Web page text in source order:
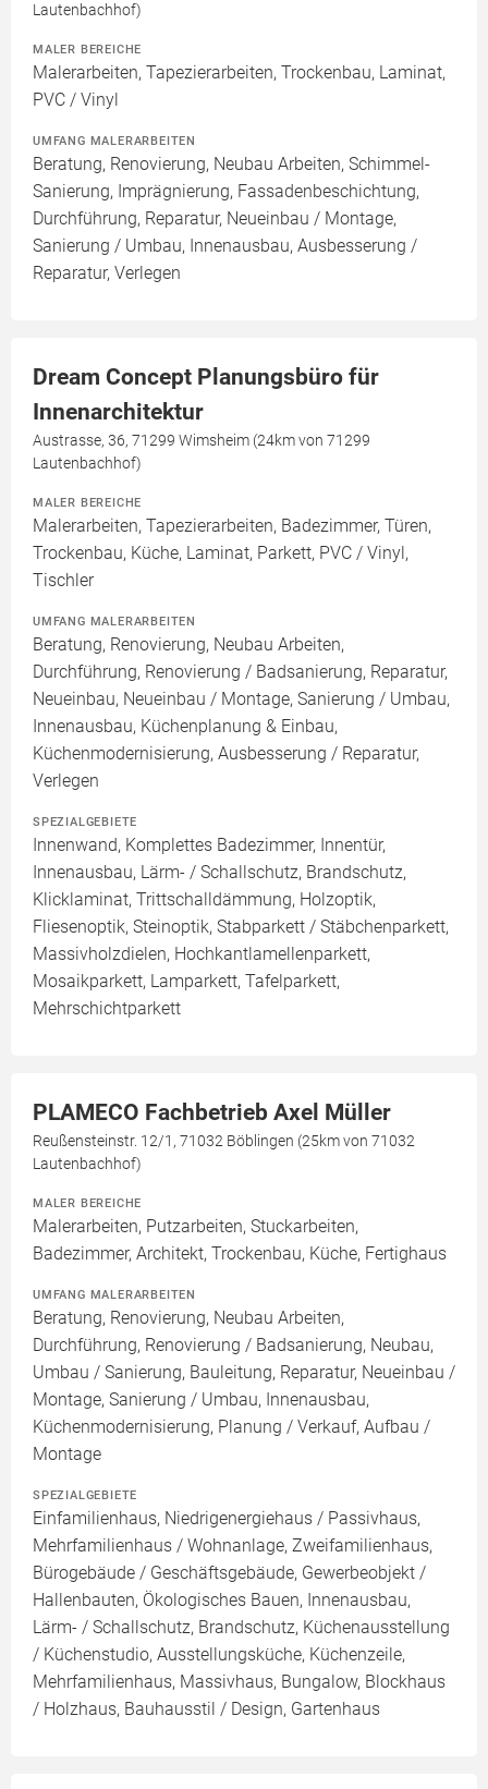
Lautenbachhof)
MALER BEREICHE
Malerarbeiten, Tapezierarbeiten, Trockenbau, Laminat,
PVC / Vinyl
UMFANG MALERARBEITEN
Beratung, Renovierung, Neubau Arbeiten, Schimmel-
Sanierung, Imprägnierung, Fassadenbeschichtung,
Durchführung, Reparatur, Neueinbau / Montage,
Sanierung / Umbau, Innenausbau, Ausbesserung /
Reparatur, Verlegen
Dream Concept Planungsbüro für
Innenarchitektur
Austrasse, 36, 71299 Wimsheim (24km von 71299
Lautenbachhof)
MALER BEREICHE
Malerarbeiten, Tapezierarbeiten, Badezimmer, Türen,
Trockenbau, Küche, Laminat, Parkett, PVC / Vinyl,
Tischler
UMFANG MALERARBEITEN
Beratung, Renovierung, Neubau Arbeiten,
Durchführung, Renovierung / Badsanierung, Reparatur,
Neueinbau, Neueinbau / Montage, Sanierung / Umbau,
Innenausbau, Küchenplanung & Einbau,
Küchenmodernisierung, Ausbesserung / Reparatur,
Verlegen
SPEZIALGEBIETE
Innenwand, Komplettes Badezimmer, Innentür,
Innenausbau, Lärm- / Schallschutz, Brandschutz,
Klicklaminat, Trittschalldämmung, Holzoptik,
Fliesenoptik, Steinoptik, Stabparkett / Stäbchenparkett,
Massivholzdielen, Hochkantlamellenparkett,
Mosaikparkett, Lamparkett, Tafelparkett,
Mehrschichtparkett
PLAMECO Fachbetrieb Axel Müller
Reußensteinstr. 12/1, 71032 Böblingen (25km von 71032
Lautenbachhof)
MALER BEREICHE
Malerarbeiten, Putzarbeiten, Stuckarbeiten,
Badezimmer, Architekt, Trockenbau, Küche, Fertighaus
UMFANG MALERARBEITEN
Beratung, Renovierung, Neubau Arbeiten,
Durchführung, Renovierung / Badsanierung, Neubau,
Umbau / Sanierung, Bauleitung, Reparatur, Neueinbau /
Montage, Sanierung / Umbau, Innenausbau,
Küchenmodernisierung, Planung / Verkauf, Aufbau /
Montage
SPEZIALGEBIETE
Einfamilienhaus, Niedrigenergiehaus / Passivhaus,
Mehrfamilienhaus / Wohnanlage, Zweifamilienhaus,
Bürogebäude / Geschäftsgebäude, Gewerbeobjekt /
Hallenbauten, Ökologisches Bauen, Innenausbau,
Lärm- / Schallschutz, Brandschutz, Küchenausstellung
/ Küchenstudio, Ausstellungsküche, Küchenzeile,
Mehrfamilienhaus, Massivhaus, Bungalow, Blockhaus
/ Holzhaus, Bauhausstil / Design, Gartenhaus